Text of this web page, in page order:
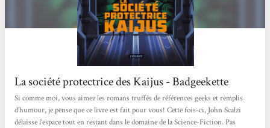
La société protectrice des Kaijus - Badgeekette
Si comme moi, vous aimez les romans truffés de références geeks et remplis
d’humour, je pense que ce livre est fait pour vous! Cette fois-ci, John Scalzi
délaisse l’espace tout en restant dans le domaine de la Science-Fiction. Pas